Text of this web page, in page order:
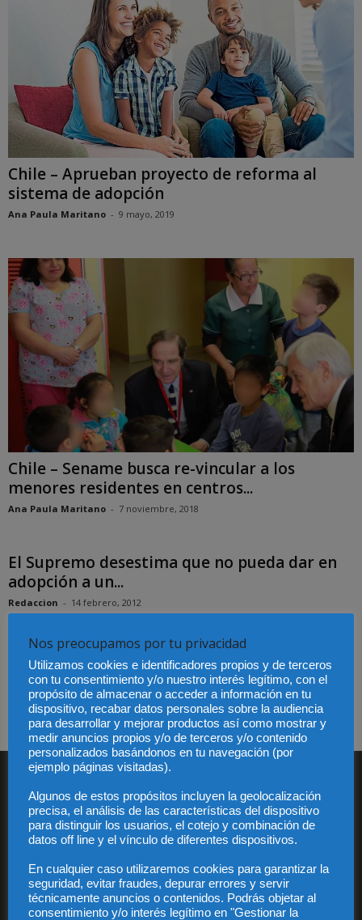
Chile – Aprueban proyecto de reforma al
sistema de adopción
Ana Paula Maritano - 9 mayo, 2019
Chile – Sename busca re-vincular a los
menores residentes en centros...
Ana Paula Maritano - 7 noviembre, 2018
El Supremo desestima que no pueda dar en
adopción a un...
Redaccion - 14 febrero, 2012
Conciliación de la vida familiar y profesional
del abogado
Redaccion - 16 septiembre, 2009
SUSCRÍBETE A DIARIO JURÍDICO
Recibe nuestro boletín semanal con la actualidad jurídica más
destacada.
Nos preocupamos por tu privacidad
Utilizamos cookies e identificadores propios y de terceros
con tu consentimiento y/o nuestro interés legítimo, con el
propósito de almacenar o acceder a información en tu
dispositivo, recabar datos personales sobre la audiencia
para desarrollar y mejorar productos así como mostrar y
medir anuncios propios y/o de terceros y/o contenido
personalizados basándonos en tu navegación (por
ejemplo páginas visitadas).
Algunos de estos propósitos incluyen la geolocalización
precisa, el análisis de las características del dispositivo
para distinguir los usuarios, el cotejo y combinación de
datos off line y el vínculo de diferentes dispositivos.
En cualquier caso utilizaremos cookies para garantizar la
seguridad, evitar fraudes, depurar errores y servir
técnicamente anuncios o contenidos. Podrás objetar al
consentimiento y/o interés legítimo en "Gestionar la